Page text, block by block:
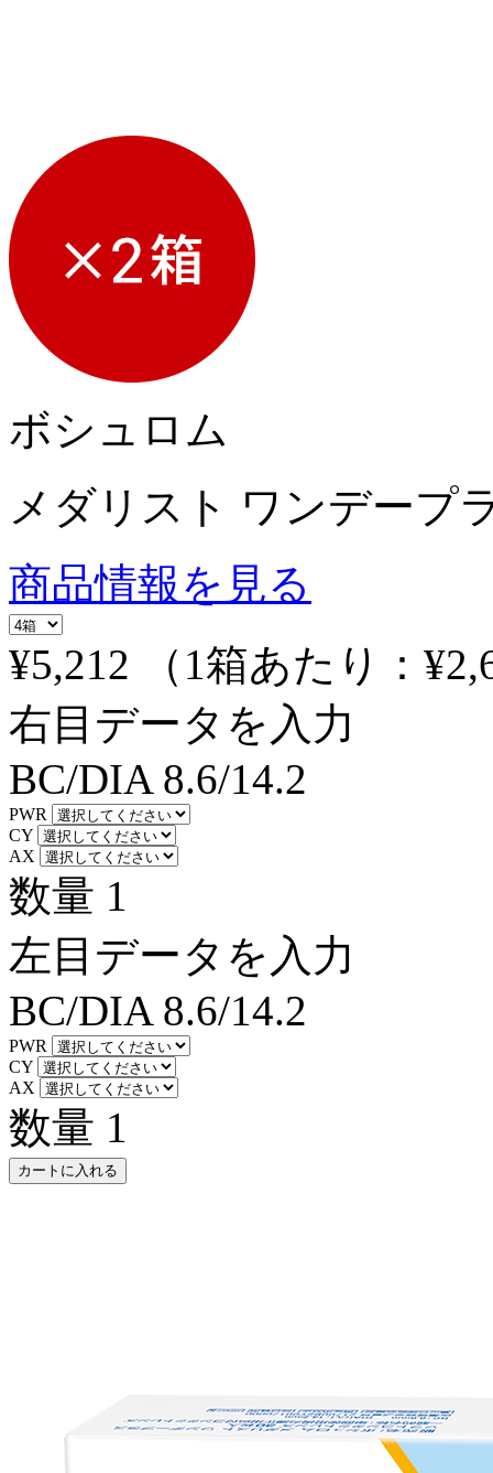
ボシュロム
メダリスト ワンデー
商品情報を見る
¥5,212
（1箱あたり：
右目データを入力
BC/DIA 8.6/14.2
PWR
CY
AX
数量 1
左目データを入力
BC/DIA 8.6/14.2
PWR
CY
AX
数量 1
カートに入れる